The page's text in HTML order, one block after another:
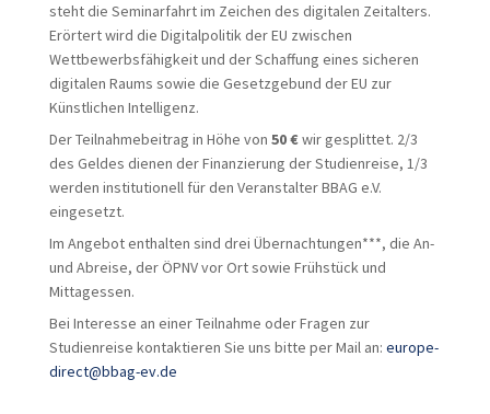
steht die Seminarfahrt im Zeichen des digitalen Zeitalters.
Erörtert wird die Digitalpolitik der EU zwischen
Wettbewerbsfähigkeit und der Schaffung eines sicheren
digitalen Raums sowie die Gesetzgebund der EU zur
Künstlichen Intelligenz.
Der Teilnahmebeitrag in Höhe von 50 €wir gesplittet. 2/3
des Geldes dienen der Finanzierung der Studienreise, 1/3
werden institutionell für den Veranstalter BBAG e.V.
eingesetzt.
Im Angebot enthalten sind drei Übernachtungen***, die An-
und Abreise, der ÖPNV vor Ort sowie Frühstück und
Mittagessen.
Bei Interesse an einer Teilnahme oder Fragen zur
Studienreise kontaktieren Sie uns bitte per Mail an: europe-
direct@bbag-ev.de